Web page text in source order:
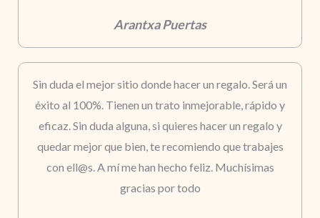
Arantxa Puertas
Sin duda el mejor sitio donde hacer un regalo. Será un
éxito al 100%. Tienen un trato inmejorable, rápido y
eficaz. Sin duda alguna, si quieres hacer un regalo y
quedar mejor que bien, te recomiendo que trabajes
con ell@s. A mí me han hecho feliz. Muchísimas
gracias por todo